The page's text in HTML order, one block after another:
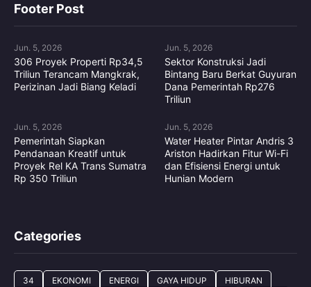
Footer Post
Jun. 5, 2026
306 Proyek Properti Rp34,5
Triliun Terancam Mangkrak,
Perizinan Jadi Biang Keladi
Jun. 5, 2026
Sektor Konstruksi Jadi
Bintang Baru Berkat Guyuran
Dana Pemerintah Rp276
Triliun
Jun. 5, 2026
Pemerintah Siapkan
Pendanaan Kreatif untuk
Proyek Rel KA Trans Sumatra
Rp 350 Triliun
Jun. 5, 2026
Water Heater Pintar Andris 3
Ariston Hadirkan Fitur Wi-Fi
dan Efisiensi Energi untuk
Hunian Modern
Categories
34 EKONOMI ENERGI GAYA HIDUP
HIBURAN